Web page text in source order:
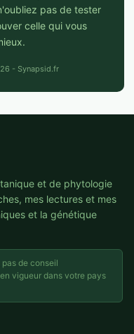
pas de tester
celle qui vous
- Synapsid.fr
et de phytologie
mes lectures et mes
et la génétique
de conseil
vigueur dans votre pays